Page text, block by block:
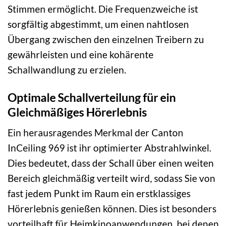
Stimmen ermöglicht. Die Frequenzweiche ist
sorgfältig abgestimmt, um einen nahtlosen
Übergang zwischen den einzelnen Treibern zu
gewährleisten und eine kohärente
Schallwandlung zu erzielen.
Optimale Schallverteilung für ein
Gleichmäßiges Hörerlebnis
Ein herausragendes Merkmal der Canton
InCeiling 969 ist ihr optimierter Abstrahlwinkel.
Dies bedeutet, dass der Schall über einen weiten
Bereich gleichmäßig verteilt wird, sodass Sie von
fast jedem Punkt im Raum ein erstklassiges
Hörerlebnis genießen können. Dies ist besonders